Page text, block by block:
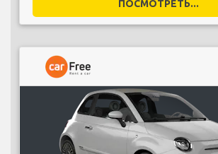
ПОСМОТРЕТЬ...